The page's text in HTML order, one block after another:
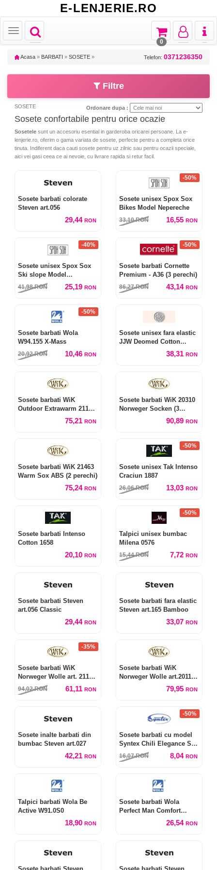
E-LENJERIE.RO
Toggle
navigation
Toggle
Toggle
navigation
Toggle
navigation
Toggle
navigation
0
Acasa » BARBATI » SOSETE » Telefon: 0371236350
Filtre
SOSETE Ordonare dupa :
Sosete confortabile pentru orice ocazie
Sosetele sunt un accesoriu esential in garderoba oricarei persoane. La e-
lenjerie.ro, oferim o gama variata de sosete, perfecte pentru a completa orice
tinuta. Indiferent daca cauti sosete pentru uz zilnic sau pentru ocazii speciale,
aici vei gasi ceea ce ai nevoie, cu livrare rapida si retur facil.
Sosete barbati colorate
Steven art.056
29,44 RON
-50%
Sosete unisex Spox Sox
Bikes Model Nepereche
33,10RON 16,55 RON
-40%
Sosete unisex Spox Sox
Ski slope Model
Nepereche
41,98RON 25,19 RON
-50%
Sosete barbati Cornette
Premium - A36 (3 perechi)
86,27RON 43,14 RON
-50%
Sosete barbati Wola
W94.155 X-Mass
20,92RON 10,46 RON
Sosete unisex fara elastic
JJW Deomed Cotton
38,31 RON
Sosete barbati WiK
Outdoor Extrawarm 21140
75,21 RON
Sosete barbati WiK 20310
Norweger Socken (3
90,89 RON
Sosete barbati WiK 21463
Warm Sox ABS (2 perechi)
75,24 RON
-50%
Sosete unisex Tak Intenso
Craciun 1887
26,06RON 13,03 RON
Sosete barbati Intenso
Cotton 1658
20,10 RON
-50%
Talpici unisex bumbac
Milena 0576
15,44RON 7,72 RON
Sosete barbati Steven
art.056 Classic
29,44 RON
Sosete barbati fara elastic
Steven art.165 Bamboo
33,07 RON
-35%
Sosete barbati WiK
Norweger Wolle art. 21100
(2 perechi)
94,02RON 61,11 RON
Sosete barbati WiK
Norweger Wolle art.20110
79,95 RON
Sosete inalte barbati din
bumbac Steven art.027
42,21 RON
-50%
Sosete barbati cu model
Syntex Chili Elegance SK-
0163
16,07RON 8,04 RON
Talpici barbati Wola Be
Active W91.0S0
18,90 RON
Sosete barbati Wola
Perfect Man Comfort
26,54 RON